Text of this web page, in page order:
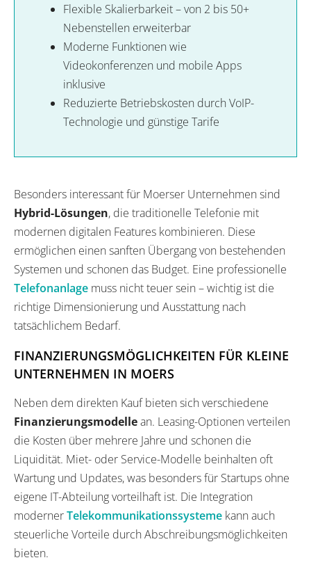
Flexible Skalierbarkeit – von 2 bis 50+
Nebenstellen erweiterbar
Moderne Funktionen wie
Videokonferenzen und mobile Apps
inklusive
Reduzierte Betriebskosten durch VoIP-
Technologie und günstige Tarife
Besonders interessant für Moerser Unternehmen sind
Hybrid-Lösungen, die traditionelle Telefonie mit
modernen digitalen Features kombinieren. Diese
ermöglichen einen sanften Übergang von bestehenden
Systemen und schonen das Budget. Eine professionelle
Telefonanlage muss nicht teuer sein – wichtig ist die
richtige Dimensionierung und Ausstattung nach
tatsächlichem Bedarf.
FINANZIERUNGSMÖGLICHKEITEN FÜR KLEINE
UNTERNEHMEN IN MOERS
Neben dem direkten Kauf bieten sich verschiedene
Finanzierungsmodellean. Leasing-Optionen verteilen
die Kosten über mehrere Jahre und schonen die
Liquidität. Miet- oder Service-Modelle beinhalten oft
Wartung und Updates, was besonders für Startups ohne
eigene IT-Abteilung vorteilhaft ist. Die Integration
modernerTelekommunikationssysteme kann auch
steuerliche Vorteile durch Abschreibungsmöglichkeiten
bieten.